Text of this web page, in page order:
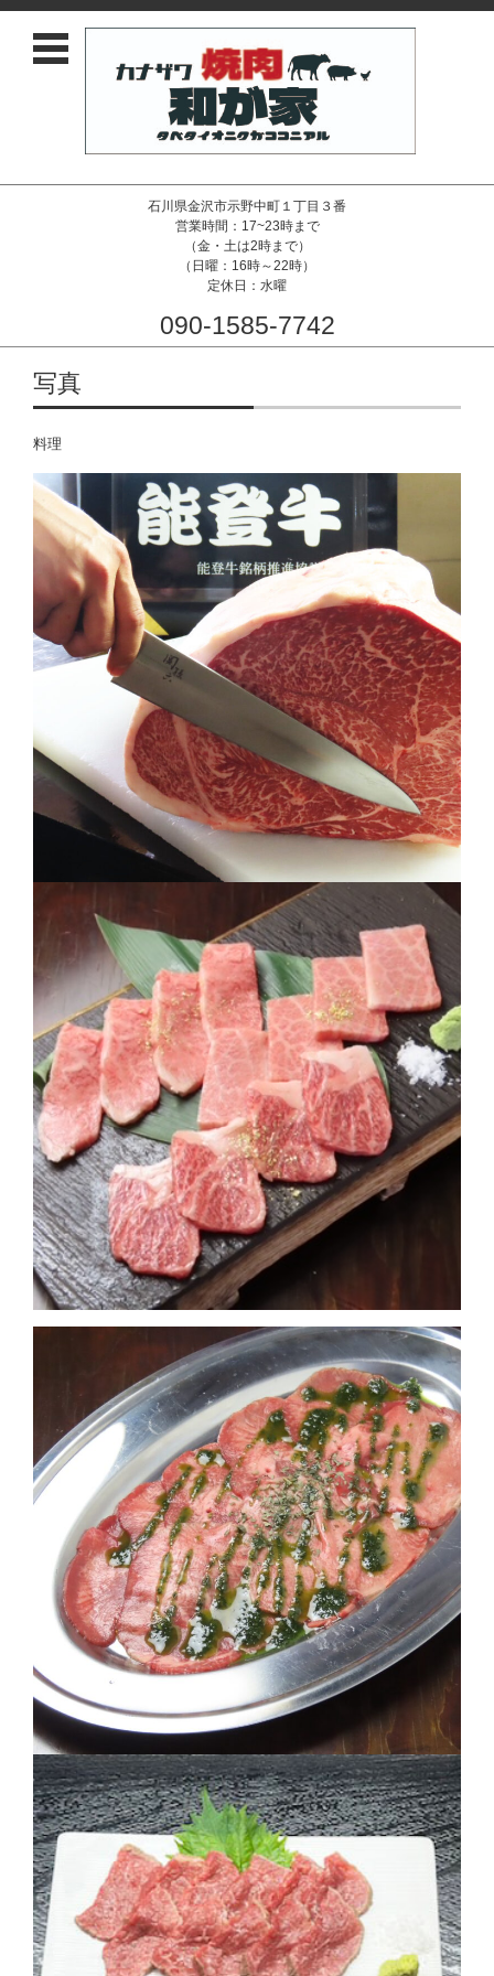
石川県金沢市示野中町１丁目３番
営業時間：17~23時まで
（金・土は2時まで）
（日曜：16時～22時）
定休日：水曜
090-1585-7742
コンテンツに移動
写真
料理